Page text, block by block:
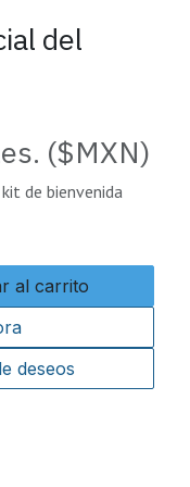
del
($MXN)
de bienvenida
al carrito
deseos